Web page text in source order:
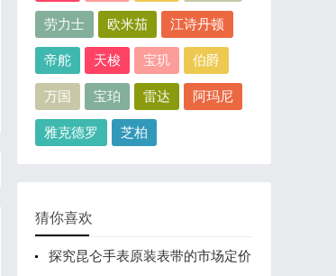
劳力士 欧米茄 江诗丹顿
帝舵 天梭 宝玑 伯爵
万国 宝珀 雷达 阿玛尼
雅克德罗 芝柏
猜你喜欢
探究昆仑手表原装表带的市场定价